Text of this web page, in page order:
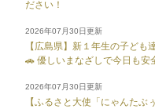
ださい！
2026年07月30日更新
【広島県】新１年生の子ど
🚗 優しいまなざしで今日も安
2026年07月30日更新
【ふるさと大使「にゃんた